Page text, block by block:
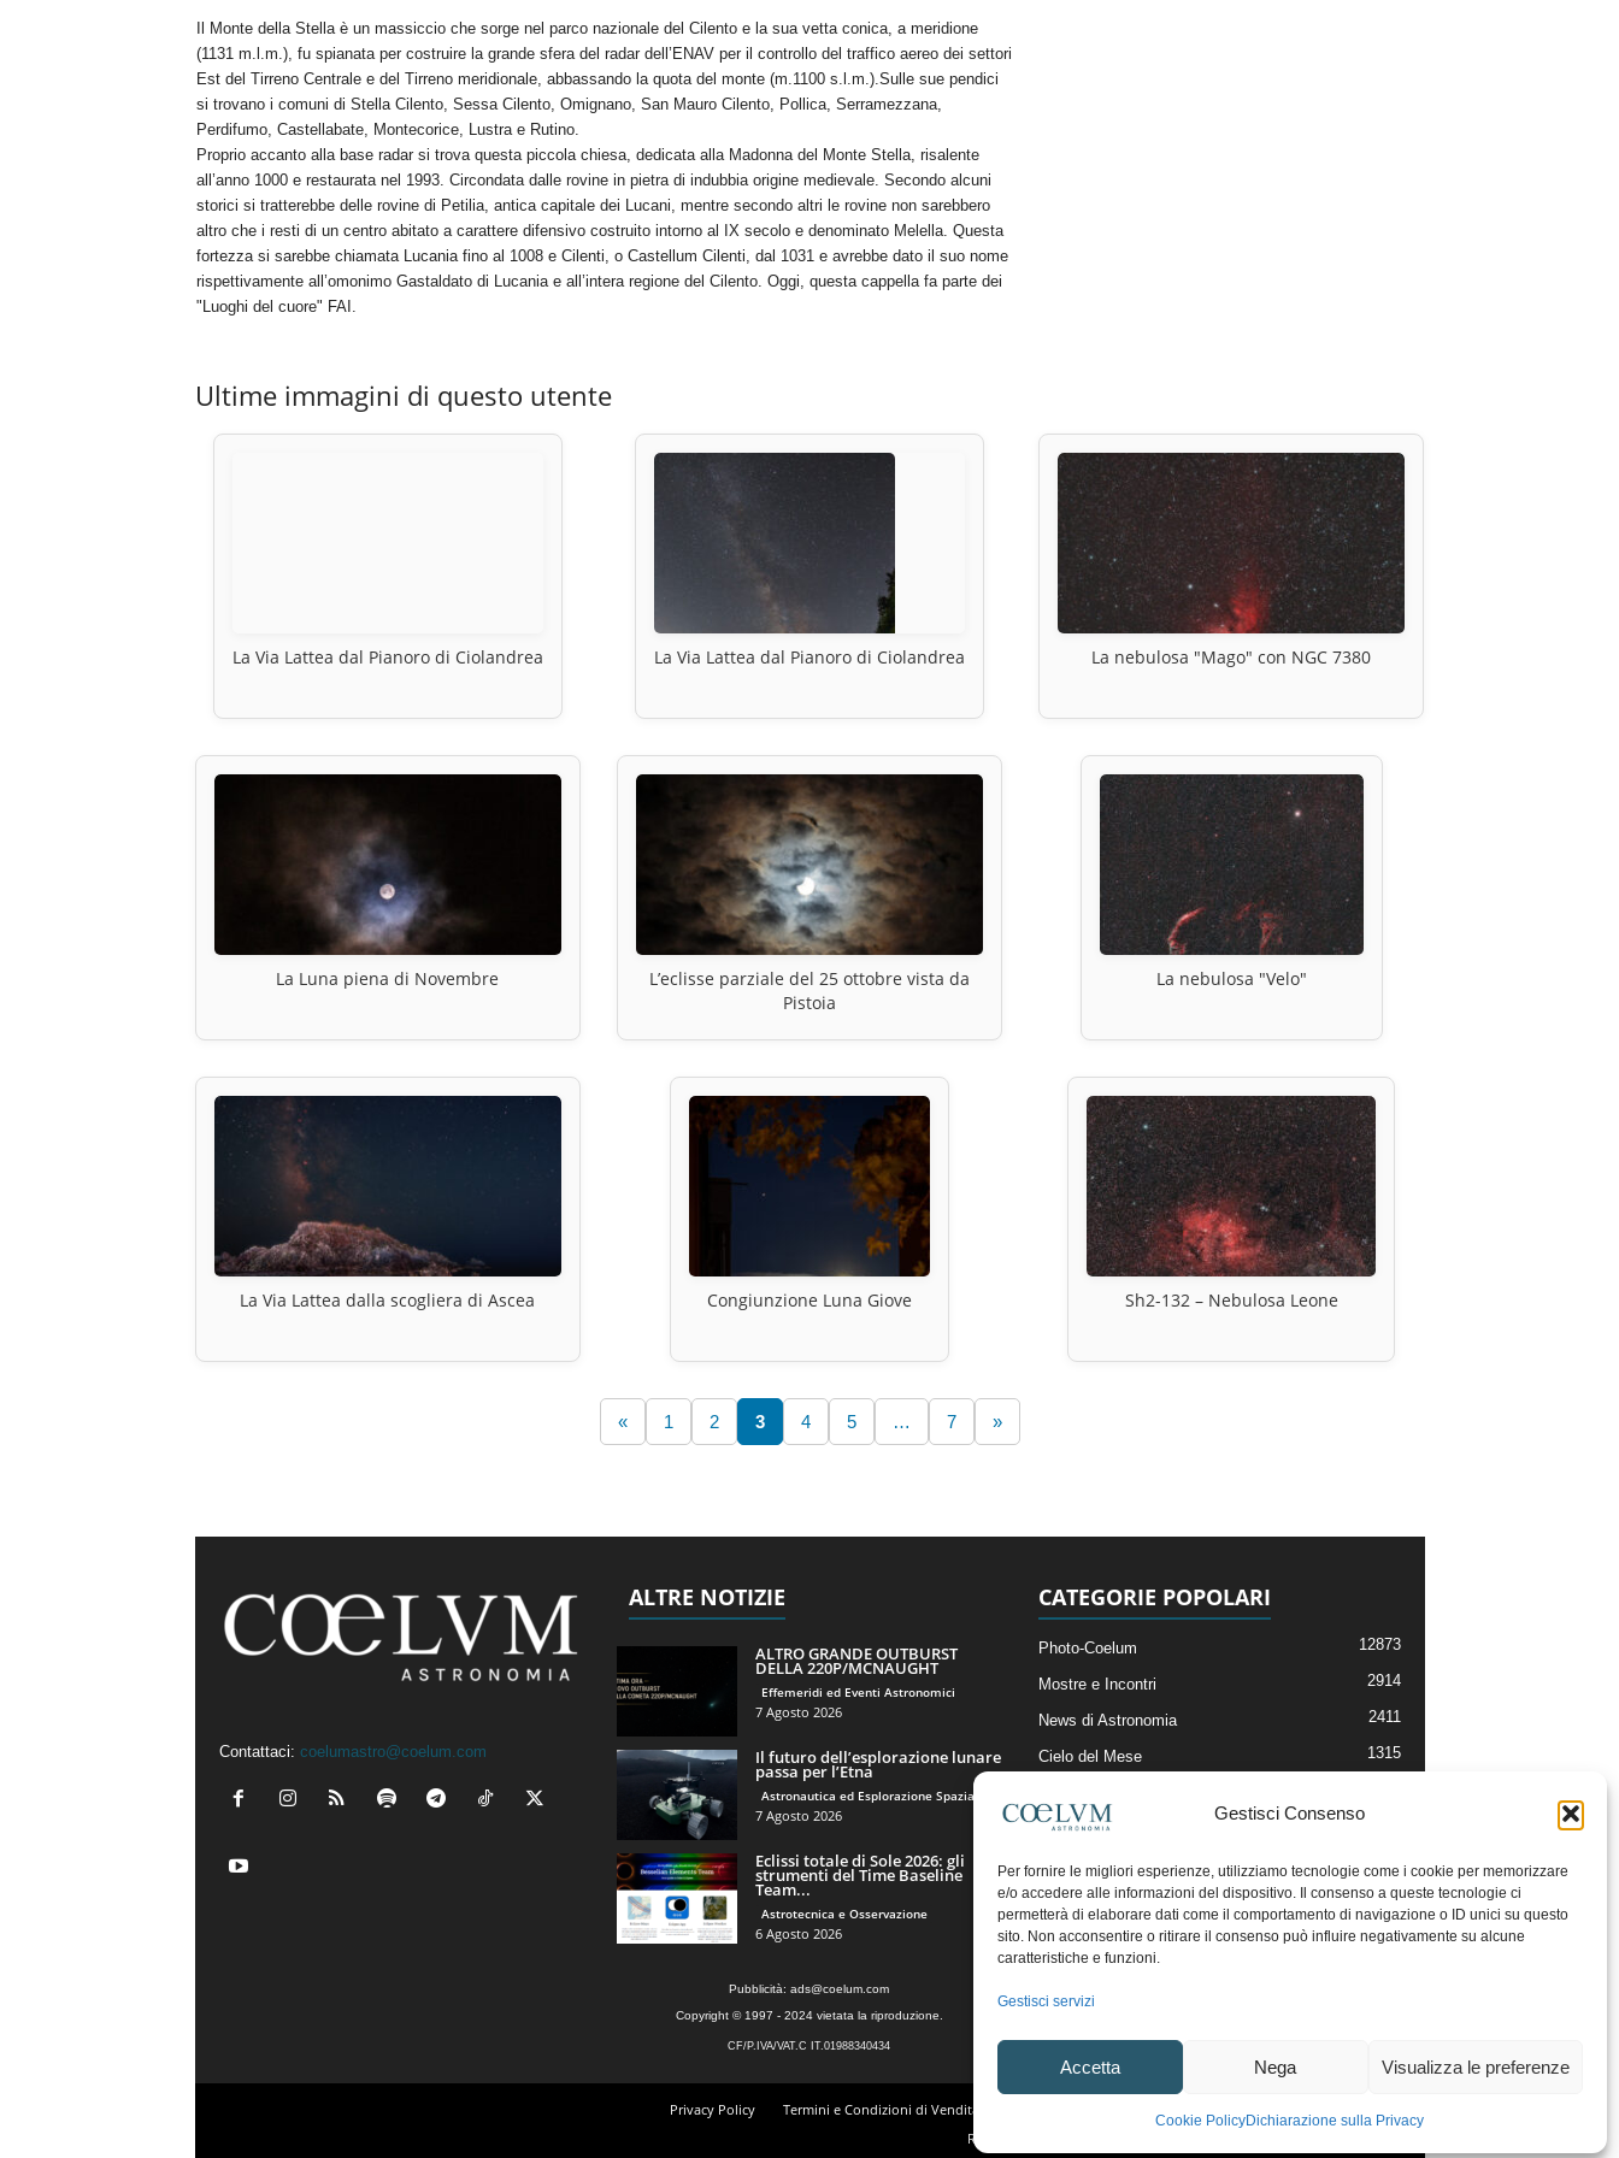
Gestisci Consenso
Per fornire le migliori esperienze, utilizziamo tecnologie come i cookie per memorizzare
e/o accedere alle informazioni del dispositivo. Il consenso a queste tecnologie ci
permetterà di elaborare dati come il comportamento di navigazione o ID unici su questo
sito. Non acconsentire o ritirare il consenso può influire negativamente su alcune
caratteristiche e funzioni.
Gestisci servizi
Accetta Nega Visualizza le preferenze
Cookie PolicyDichiarazione sulla Privacy
Il Monte della Stella è un massiccio che sorge nel parco nazionale del Cilento e la sua vetta conica, a meridione
(1131 m.l.m.), fu spianata per costruire la grande sfera del radar dell’ENAV per il controllo del traffico aereo dei settori
Est del Tirreno Centrale e del Tirreno meridionale, abbassando la quota del monte (m.1100 s.l.m.).Sulle sue pendici
si trovano i comuni di Stella Cilento, Sessa Cilento, Omignano, San Mauro Cilento, Pollica, Serramezzana,
Perdifumo, Castellabate, Montecorice, Lustra e Rutino.
Proprio accanto alla base radar si trova questa piccola chiesa, dedicata alla Madonna del Monte Stella, risalente
all’anno 1000 e restaurata nel 1993. Circondata dalle rovine in pietra di indubbia origine medievale. Secondo alcuni
storici si tratterebbe delle rovine di Petilia, antica capitale dei Lucani, mentre secondo altri le rovine non sarebbero
altro che i resti di un centro abitato a carattere difensivo costruito intorno al IX secolo e denominato Melella. Questa
fortezza si sarebbe chiamata Lucania fino al 1008 e Cilenti, o Castellum Cilenti, dal 1031 e avrebbe dato il suo nome
rispettivamente all’omonimo Gastaldato di Lucania e all’intera regione del Cilento. Oggi, questa cappella fa parte dei
"Luoghi del cuore" FAI.
Ultime immagini di questo utente
La Via Lattea dal Pianoro di Ciolandrea La Via Lattea dal Pianoro di Ciolandrea La nebulosa "Mago" con NGC 7380
La Luna piena di Novembre
L’eclisse parziale del 25 ottobre vista da
Pistoia
La nebulosa "Velo"
La Via Lattea dalla scogliera di Ascea Congiunzione Luna Giove Sh2-132 – Nebulosa Leone
« 1 2 3 4 5 … 7 »
Contattaci: coelumastro@coelum.com
ALTRE NOTIZIE
ALTRO GRANDE OUTBURST
DELLA 220P/MCNAUGHT
Effemeridi ed Eventi Astronomici
7 Agosto 2026
Il futuro dell’esplorazione lunare
passa per l’Etna
Astronautica ed Esplorazione Spaziale
7 Agosto 2026
Eclissi totale di Sole 2026: gli
strumenti del Time Baseline
Team...
Astrotecnica e Osservazione
6 Agosto 2026
CATEGORIE POPOLARI
Photo-Coelum 12873
Mostre e Incontri 2914
News di Astronomia 2411
Cielo del Mese 1315
Articoli e Risorse On-Line
Il Blog della Redazione
Pubblicità: ads@coelum.com
Copyright © 1997 - 2024 vietata la riproduzione.
CF/P.IVA/VAT.C IT.01988340434
Privacy Policy Termini e Condizioni di Vendita
Regolamento Community e Aree di Discussione